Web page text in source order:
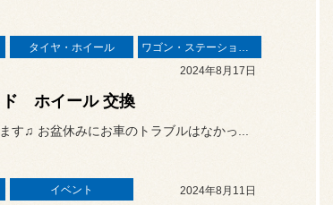
タイヤ・ホイール
ワゴン・ステーションワゴン
2024年8月17日
ド ホイール 交換
す♫ お盆休みにお車のトラブルはなかっ...
イベント 2024年8月11日